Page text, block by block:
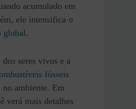
acumulado em
ele intensifica o
global.
seres vivos e a
fósseis
no ambiente. Em
verá mais detalhes